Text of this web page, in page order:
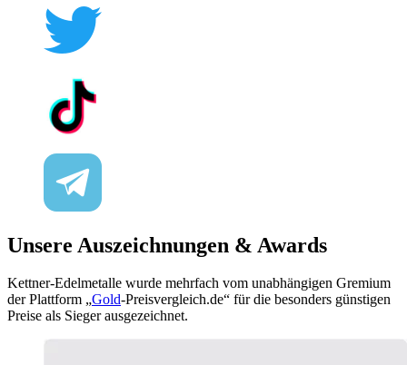
Unsere Auszeichnungen & Awards
Kettner-Edelmetalle wurde mehrfach vom unabhängigen Gremium
der Plattform „Gold-Preisvergleich.de“ für die besonders günstigen
Preise als Sieger ausgezeichnet.